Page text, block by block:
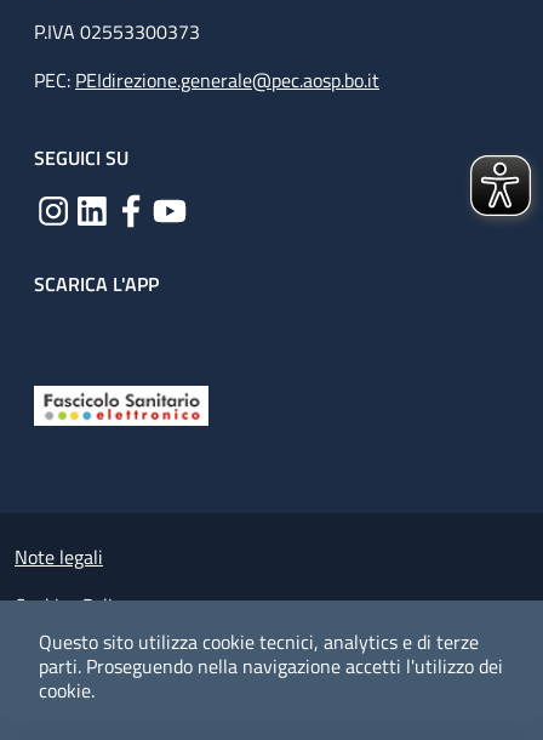
Questo sito utilizza cookie tecnici, analytics e di terze
parti. Proseguendo nella navigazione accetti l'utilizzo dei
cookie.
P.IVA 02553300373
PEC: PEIdirezione.generale@pec.aosp.bo.it
SEGUICI SU
SCARICA L'APP
Small prints
Note legali
Cookies Policy
Policy privacy e protezione del dato personale
Albo pretorio on-line